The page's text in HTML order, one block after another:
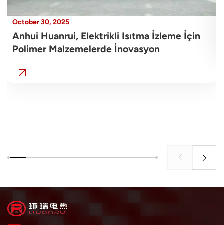
October 30, 2025
Anhui Huanrui, Elektrikli Isıtma İzleme İçin
Polimer Malzemelerde İnovasyon
ve Akıllı Dönüşümü" Teşvik Etmesi